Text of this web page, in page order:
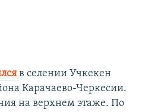
в селении Учкекен
Карачаево-Черкесии.
на верхнем этаже. По